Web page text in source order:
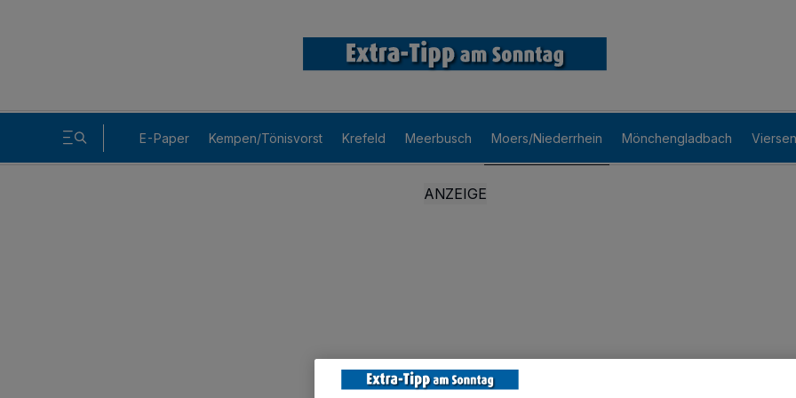
E-Paper Kempen/Tönisvorst Krefeld Meerbusch Moers/Niederrhein Mönchengladbach Viersen